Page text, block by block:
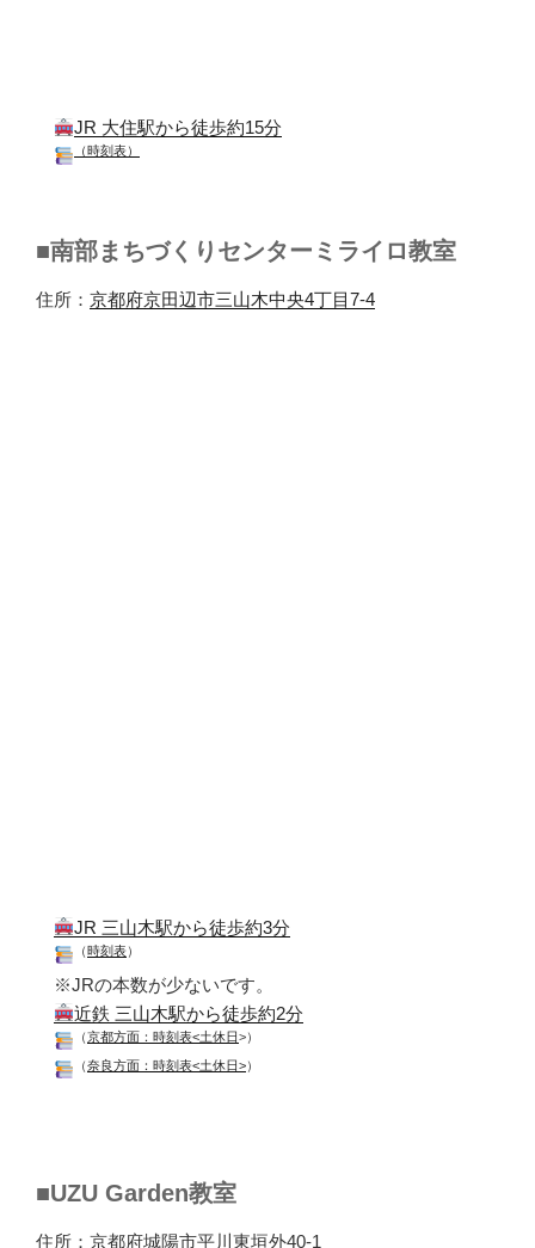
JR 大住駅から徒歩約15分
（時刻表）
■南部まちづくりセンターミライロ教室
住所： 京都府京田辺市三山木中央4丁目7-4
JR 三山木駅から徒歩約3分
（時刻表）
※JRの本数が少ないです。
近鉄 三山木駅から徒歩約2分
（京都方面：時刻表<土休日>）
（奈良方面：時刻表<土休日>）
■UZU Garden教室
住所：京都府城陽市平川東垣外40-1